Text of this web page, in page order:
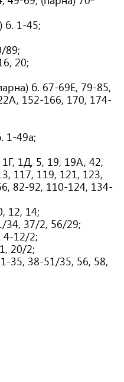
б. 1-45;
89;
20;
б. 67-69Е, 79-85,
152-166, 170, 174-
1-49а;
1Д, 5, 19, 19А, 42,
117, 119, 121, 123,
82-92, 110-124, 134-
12, 14;
34, 37/2, 56/29;
4-12/2;
20/2;
35, 38-51/35, 56, 58,